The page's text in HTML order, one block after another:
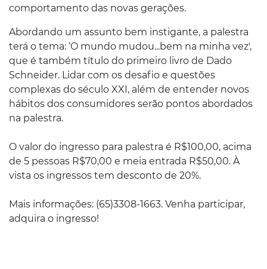
comportamento das novas gerações.
Abordando um assunto bem instigante, a palestra
terá o tema: ‘O mundo mudou...bem na minha vez',
que é também título do primeiro livro de Dado
Schneider. Lidar com os desafio e questões
complexas do século XXI, além de entender novos
hábitos dos consumidores serão pontos abordados
na palestra.
O valor do ingresso para palestra é R$100,00, acima
de 5 pessoas R$70,00 e meia entrada R$50,00. À
vista os ingressos tem desconto de 20%.
Mais informações: (65)3308-1663. Venha participar,
adquira o ingresso!